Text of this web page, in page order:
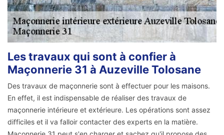
Les travaux qui sont à confier à
Maçonnerie 31 à Auzeville Tolosane
Des travaux de maçonnerie sont à effectuer pour les maisons.
En effet, il est indispensable de réaliser des travaux de
maçonnerie intérieure et extérieure. Les opérations sont assez
difficiles et il va falloir contacter des experts en la matière.